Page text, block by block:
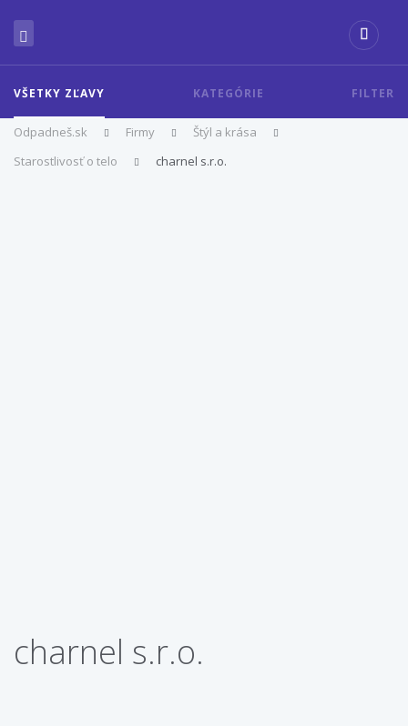
VŠETKY ZĽAVY KATEGÓRIE FILTER
Odpadneš.sk Firmy
Štýl a krása
Starostlivosť o telo
charnel s.r.o.
charnel s.r.o.